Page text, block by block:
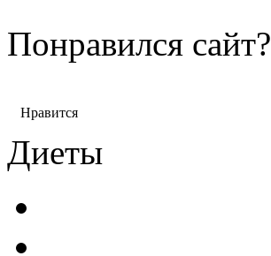
Понравился сайт?
Нравится
Диеты